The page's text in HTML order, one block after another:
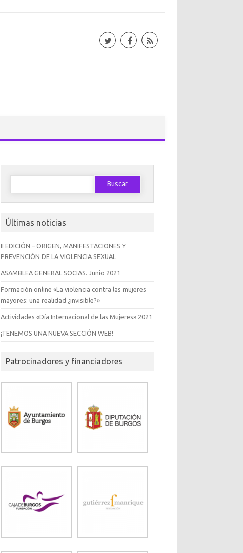
Buscar:
Últimas noticias
II EDICIÓN – ORIGEN, MANIFESTACIONES Y
PREVENCIÓN DE LA VIOLENCIA SEXUAL
ASAMBLEA GENERAL SOCIAS. Junio 2021
Formación online «La violencia contra las mujeres
mayores: una realidad ¿invisible?»
Actividades «Día Internacional de las Mujeres» 2021
¡TENEMOS UNA NUEVA SECCIÓN WEB!
Patrocinadores y financiadores